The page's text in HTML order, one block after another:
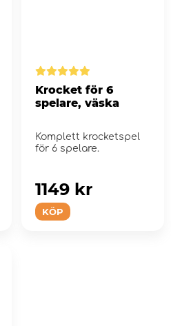
Krocket för 6
spelare, väska
Komplett krocketspel
för 6 spelare.
KÖP
1149 kr